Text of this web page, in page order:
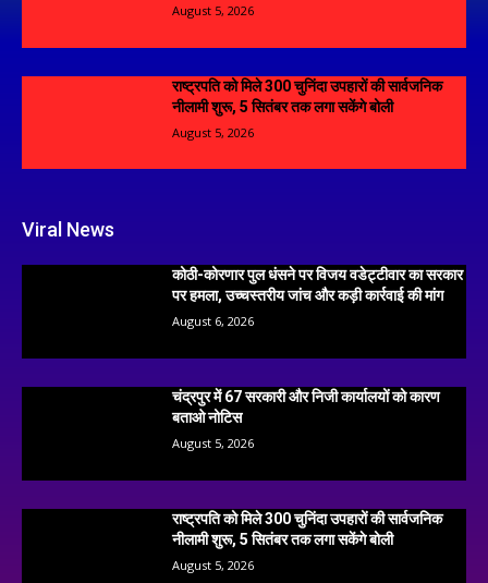
August 5, 2026
राष्ट्रपति को मिले 300 चुनिंदा उपहारों की सार्वजनिक
नीलामी शुरू, 5 सितंबर तक लगा सकेंगे बोली
August 5, 2026
Viral News
कोठी-कोरणार पुल धंसने पर विजय वडेट्टीवार का सरकार
पर हमला, उच्चस्तरीय जांच और कड़ी कार्रवाई की मांग
August 6, 2026
चंद्रपुर में 67 सरकारी और निजी कार्यालयों को कारण
बताओ नोटिस
August 5, 2026
राष्ट्रपति को मिले 300 चुनिंदा उपहारों की सार्वजनिक
नीलामी शुरू, 5 सितंबर तक लगा सकेंगे बोली
August 5, 2026